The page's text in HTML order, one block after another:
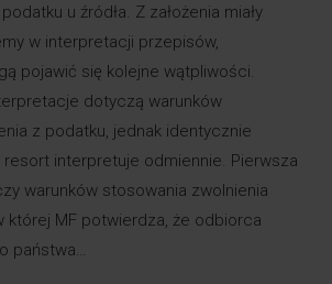
u źródła. Z założenia miały
w interpretacji przepisów,
pojawić się kolejne wątpliwości.
dotyczą warunków
z podatku, jednak identycznie
interpretuje odmiennie. Pierwsza
warunków stosowania zwolnienia
której MF potwierdza, że odbiorca
państwa…